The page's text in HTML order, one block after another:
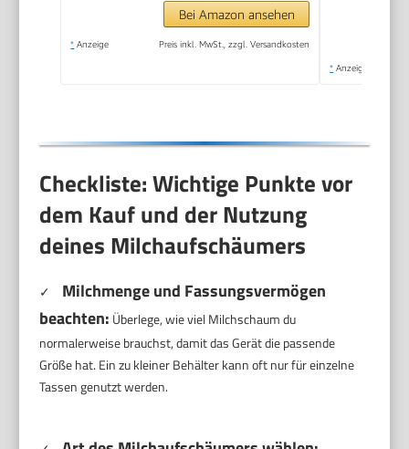
Bei Amazon ansehen
* Anzeige Preis inkl. MwSt., zzgl. Versandkosten
* Anzeige
Checkliste: Wichtige Punkte vor
dem Kauf und der Nutzung
deines Milchaufschäumers
✓
Milchmenge und Fassungsvermögen
beachten: Überlege, wie viel Milchschaum du
normalerweise brauchst, damit das Gerät die passende
Größe hat. Ein zu kleiner Behälter kann oft nur für einzelne
Tassen genutzt werden.